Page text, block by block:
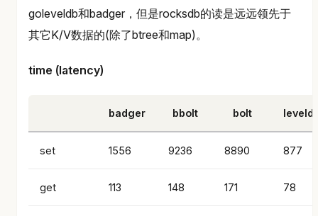
goleveldb和badger，但是rocksdb的读是远远领先于
其它K/V数据的(除了btree和map)。
time (latency)
badger bbolt bolt
set 1556 9236 8890 877
get 113 148 171 78